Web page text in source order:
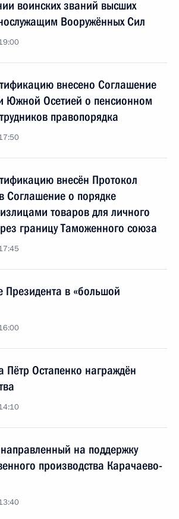
воинских званий высших
Вооружённых Сил
внесено Соглашение
Южной Осетией о пенсионном
правопорядка
внесён Протокол
Соглашение о порядке
товаров для личного
границу Таможенного союза
Президента в «большой
Пётр Остапенко награждён
на поддержку
производства Карачаево-